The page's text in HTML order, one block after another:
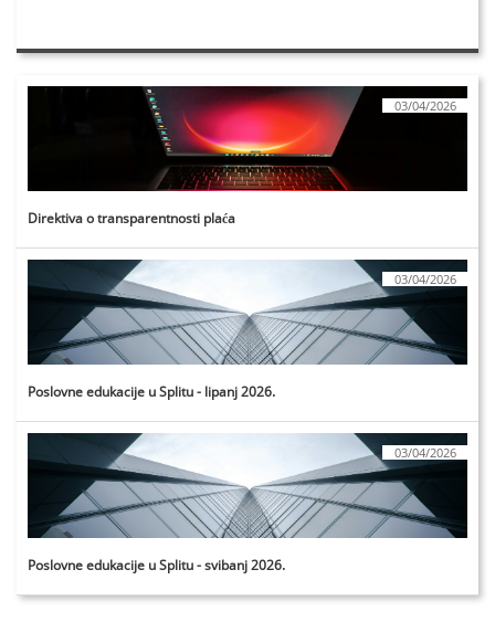
Direktiva o transparentnosti plaća
03/04/2026
Poslovne edukacije u Splitu - lipanj 2026.
03/04/2026
Poslovne edukacije u Splitu - svibanj 2026.
03/04/2026